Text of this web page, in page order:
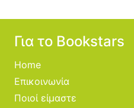
Για το Bookstars
Home
Επικοινωνία
Ποιοί είμαστε